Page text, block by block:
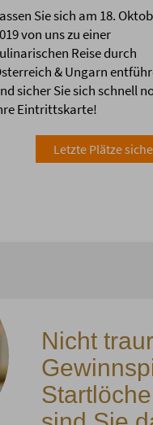
Sie sich am 18.
von uns zu einer
Reise durch
& Ungarn
sicher Sie sich schnell
Eintrittskarte!
Letzte Plätze
Nicht